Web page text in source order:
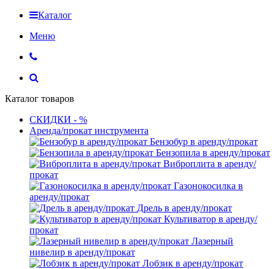
Каталог
Меню
Каталог товаров
СКИДКИ - %
Аренда/прокат инструмента
Бензобур в аренду/прокат
Бензопила в аренду/прокат
Виброплита в аренду/
прокат
Газонокосилка в
аренду/прокат
Дрель в аренду/прокат
Культиватор в аренду/
прокат
Лазерный
нивелир в аренду/прокат
Лобзик в аренду/прокат